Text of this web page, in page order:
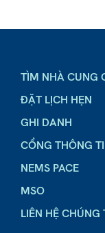
TÌM NHÀ CUNG
ĐẶT LỊCH HẸN
GHI DANH
CỔNG THÔNG
NEMS PACE
MSO
LIÊN HỆ CHÚNG